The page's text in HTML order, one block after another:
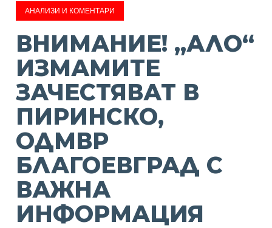
АНАЛИЗИ И КОМЕНТАРИ
ВНИМАНИЕ! „АЛО“
ИЗМАМИТЕ
ЗАЧЕСТЯВАТ В
ПИРИНСКО,
ОДМВР
БЛАГОЕВГРАД С
ВАЖНА
ИНФОРМАЦИЯ